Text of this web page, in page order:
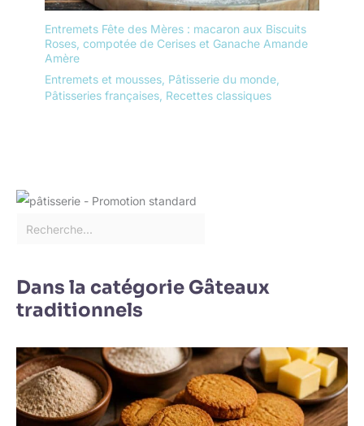
magasin (rsp), données
2018 Fabriqué en france
Entremets Fête des Mères : macaron aux Biscuits
Roses, compotée de Cerises et Ganache Amande
Amère
Entremets et mousses Pâtisserie du monde
Pâtisseries françaises Recettes classiques
Dans la catégorie Gâteaux
traditionnels